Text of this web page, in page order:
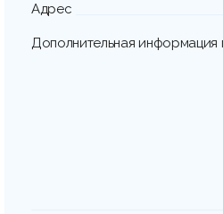
Адрес
Дополнительная информация